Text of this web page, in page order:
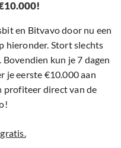
en Bitvavo door nu een
hieronder. Stort slechts
kun je 7 dagen
je eerste €10.000 aan
profiteer direct van de